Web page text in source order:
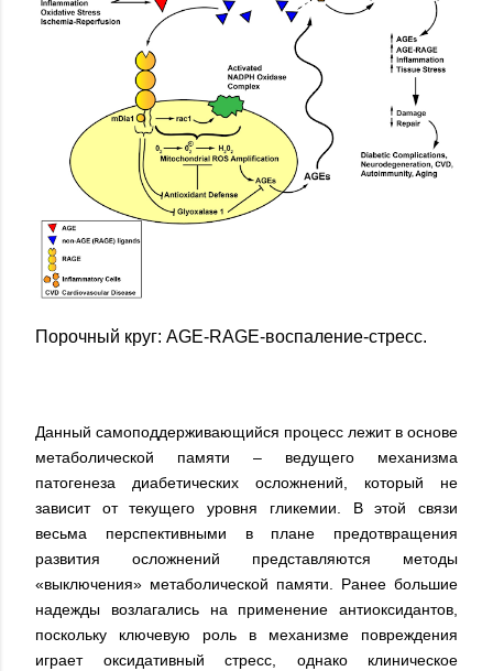
Порочный круг: АGE-RAGE-воспаление-стресс.
Данный самоподдерживающийся процесс лежит в основе
метаболической памяти – ведущего механизма
патогенеза диабетических осложнений, который не
зависит от текущего уровня гликемии. В этой связи
весьма перспективными в плане предотвращения
развития осложнений представляются методы
«выключения» метаболической памяти. Ранее большие
надежды возлагались на применение антиоксидантов,
поскольку ключевую роль в механизме повреждения
играет оксидативный стресс, однако клиническое